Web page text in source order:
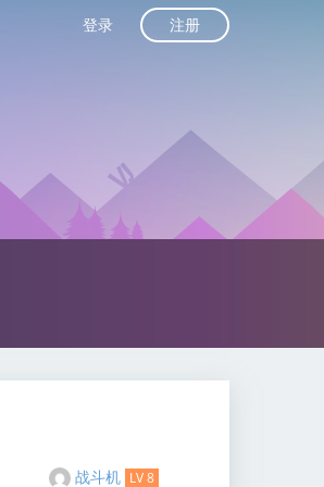
登录 注册
战斗机 LV 8